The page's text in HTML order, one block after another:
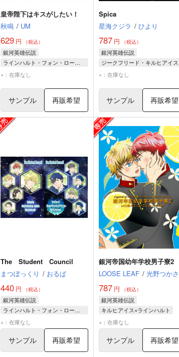
皇帝陛下はキスがしたい！
秋鳴 / UM
629円 （税込）
銀河英雄伝説
ラインハルト・フォン・ローエングラム
×：在庫なし
サンプル 再販希望
Spica
星海クジラ / ひより
787円 （税込）
銀河英雄伝説
ジークフリード・キルヒアイス
×：在庫なし
サンプル 再販希望
The Student Council
まつぼっくり / おるぱ
440円 （税込）
銀河英雄伝説
ラインハルト・フォン・ローエングラム
ヤン・ウェンリー
×：在庫なし
サンプル 再販希望
銀河帝国幼年学校男子寮2
LOOSE LEAF / 光野つかさ
787円 （税込）
銀河英雄伝説
キルヒアイス×ラインハルト
ジークフリード・キルヒアイス
×：在庫なし
サンプル 再販希望